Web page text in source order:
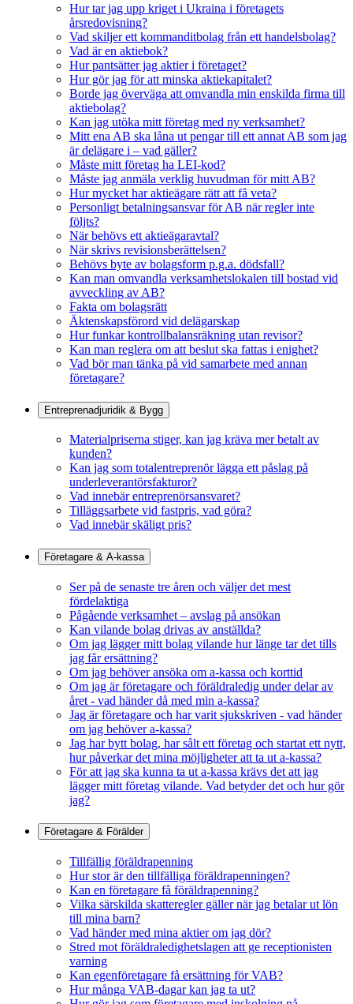
Hur tar jag upp kriget i Ukraina i företagets
årsredovisning?
Vad skiljer ett kommanditbolag från ett handelsbolag?
Vad är en aktiebok?
Hur pantsätter jag aktier i företaget?
Hur gör jag för att minska aktiekapitalet?
Borde jag överväga att omvandla min enskilda firma till
aktiebolag?
Kan jag utöka mitt företag med ny verksamhet?
Mitt ena AB ska låna ut pengar till ett annat AB som jag
är delägare i – vad gäller?
Måste mitt företag ha LEI-kod?
Måste jag anmäla verklig huvudman för mitt AB?
Hur mycket har aktieägare rätt att få veta?
Personligt betalningsansvar för AB när regler inte
följts?
När behövs ett aktieägaravtal?
När skrivs revisionsberättelsen?
Behövs byte av bolagsform p.g.a. dödsfall?
Kan man omvandla verksamhetslokalen till bostad vid
avveckling av AB?
Fakta om bolagsrätt
Äktenskapsförord vid delägarskap
Hur funkar kontrollbalansräkning utan revisor?
Kan man reglera om att beslut ska fattas i enighet?
Vad bör man tänka på vid samarbete med annan
företagare?
Entreprenadjuridik & Bygg
Materialpriserna stiger, kan jag kräva mer betalt av
kunden?
Kan jag som totalentreprenör lägga ett påslag på
underleverantörsfakturor?
Vad innebär entreprenörsansvaret?
Tilläggsarbete vid fastpris, vad göra?
Vad innebär skäligt pris?
Företagare & A-kassa
Ser på de senaste tre åren och väljer det mest
fördelaktiga
Pågående verksamhet – avslag på ansökan
Kan vilande bolag drivas av anställda?
Om jag lägger mitt bolag vilande hur länge tar det tills
jag får ersättning?
Om jag behöver ansöka om a-kassa och korttid
Om jag är företagare och föräldraledig under delar av
året - vad händer då med min a-kassa?
Jag är företagare och har varit sjukskriven - vad händer
om jag behöver a-kassa?
Jag har bytt bolag, har sålt ett företag och startat ett nytt,
hur påverkar det mina möjligheter att ta ut a-kassa?
För att jag ska kunna ta ut a-kassa krävs det att jag
lägger mitt företag vilande. Vad betyder det och hur gör
jag?
Företagare & Förälder
Tillfällig föräldrapenning
Hur stor är den tillfälliga föräldrapenningen?
Kan en företagare få föräldrapenning?
Vilka särskilda skatteregler gäller när jag betalar ut lön
till mina barn?
Vad händer med mina aktier om jag dör?
Stred mot föräldraledighetslagen att ge receptionisten
varning
Kan egenföretagare få ersättning för VAB?
Hur många VAB-dagar kan jag ta ut?